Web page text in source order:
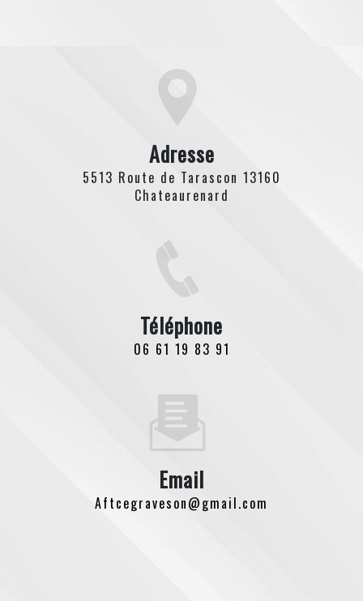
Adresse
5513 Route de Tarascon 13160
Chateaurenard
Téléphone
06 61 19 83 91
Email
aftcegraveson@gmail.com